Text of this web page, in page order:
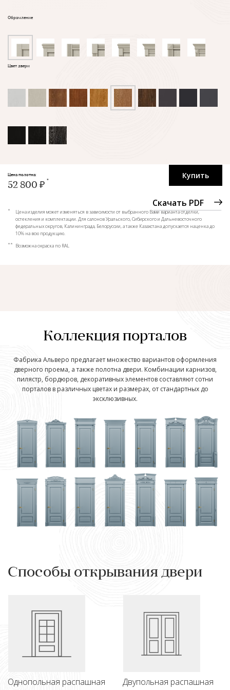
Обрамление
Цвет двери
Купить
Скачать PDF
Цена полотна:
52 800 ₽
*
Цена изделия может изменяться в зависимости от выбранного Вами варианта отделки,
остекления и комплектации. Для салонов Уральского, Сибирского и Дальневосточного
федеральных округов, Калининграда, Белоруссии, а также Казахстана допускается наценка до
10% на всю продукцию.
** Возможна окраска по RAL
Коллекция порталов
Фабрика Альверо предлагает множество вариантов оформления
дверного проема, а также полотна двери. Комбинации карнизов,
пилястр, бордюров, декоративных элементов составляют сотни
порталов в различных цветах и размерах, от стандартных до
эксклюзивных.
Способы открывания двери
Однопольная распашная Двупольная распашная